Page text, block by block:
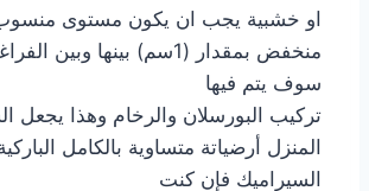
او خشبية يجب ان يكون مستوى منسوب
منخفض بمقدار (1سم) بينها وبين
سوف يتم فيها
تركيب البورسلان والرخام وهذا يجعل
المنزل أرضياتة متساوية بالكامل
السيراميك فإن كنت